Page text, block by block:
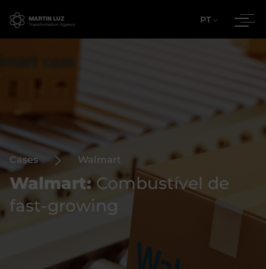
PT
Cases Walmart
Walmart:Combustível de
fast-growing